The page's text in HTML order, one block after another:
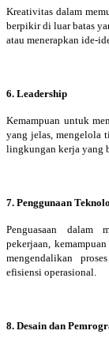
Kreativitas dalam
berpikir di luar batas
atau menerapkan ide-
6. Leadership
Kemampuan untuk
yang jelas, mengelola
lingkungan kerja yang
7. Penggunaan
Penguasaan dalam
pekerjaan,
mengendalikan
efisiensi operasional.
8. Desain dan